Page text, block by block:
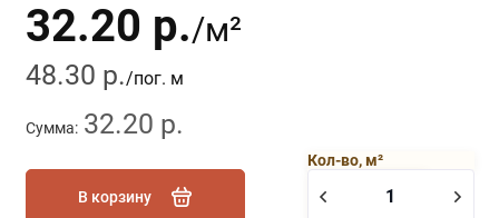
32.20 р./м²
48.30 р./пог. м
Сумма: 32.20 р.
В корзину
Кол-во, м²